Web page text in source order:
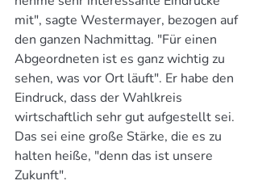
mit", sagte Westermayer, bezogen auf
den ganzen Nachmittag. "Für einen
Abgeordneten ist es ganz wichtig zu
sehen, was vor Ort läuft". Er habe den
Eindruck, dass der Wahlkreis
wirtschaftlich sehr gut aufgestellt sei.
Das sei eine große Stärke, die es zu
halten heiße, "denn das ist unsere
Zukunft".